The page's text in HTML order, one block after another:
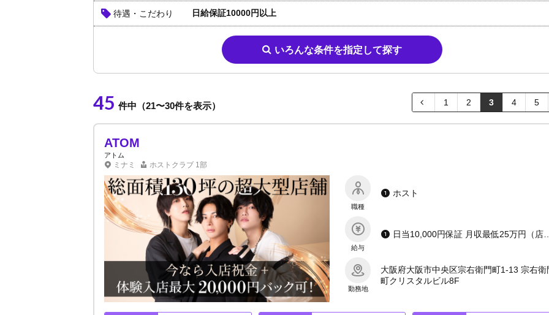
待遇・こだわり 日給保証10000円以上
いろんな条件を指定して探す
45 件中（21〜30件を表示） 1 2 3 4 5
ATOM
アトム
ミナミ ホストクラブ 1部
職種
ホスト
給与
勤務地
大阪府大阪市中央区宗右衛門町1-13 宗右衛
町クリスタルビル8F